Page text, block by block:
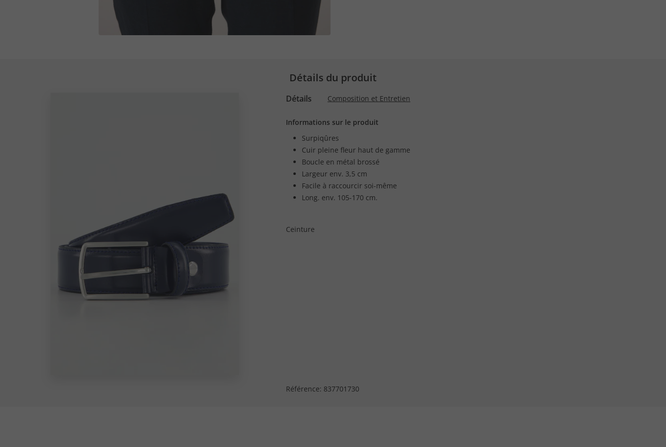
Détails du produit
Détails Composition et Entretien
Informations sur le produit
Surpiqûres
Cuir pleine fleur haut de gamme
Boucle en métal brossé
Largeur env. 3,5 cm
Facile à raccourcir soi-même
Long. env. 105-170 cm.
Ceinture
Référence: 837701730